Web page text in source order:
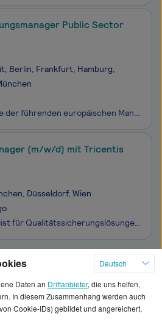
Public Sector
Berlin, Frankfurt, Hamburg,
Wir sind als eine der führenden europäischen Management- und Technologieberatungen ein echter Tech-Player. Wir sehen uns als Vordenker*innen, handeln und denken strategisch, entwickeln mit unseren Kunden maßgeschneiderte Lösungen, sowie präzise Prozesse und implementieren innovative Technologien. We
(m/w/d) mit Tricentis
Düsseldorf, Wien
Qnit ist Spezialist für Qualitätssicherungslösungen entlang des gesamten Software-Lebenszyklus. Wir bringen Qualität in die Produkte namhafter Kunden in Europa – mit maßgeschneiderten Lösungen, die Digitalisierung beschleunigen, Kosten optimieren und Risiken minimieren. Unsere Kultur basiert auf Tea
Angebote anzuzeigen
Deutsch
Daten an Drittanbieter, die uns helfen,
In diesem Zusammenhang werden auch
Cookie-IDs) gebildet und angereichert,